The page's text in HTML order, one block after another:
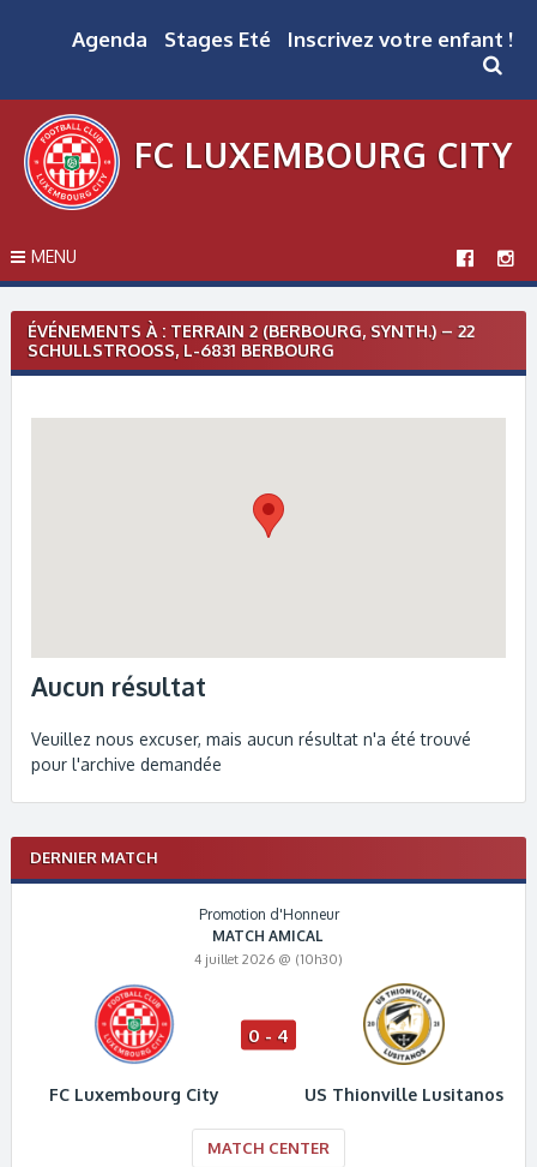
Agenda Stages Eté Inscrivez votre enfant !
FC LUXEMBOURG CITY
MENU
ÉVÉNEMENTS À : TERRAIN 2 (BERBOURG, SYNTH.) – 22
SCHULLSTROOSS, L-6831 BERBOURG
Aucun résultat
Veuillez nous excuser, mais aucun résultat n'a été trouvé
pour l'archive demandée
DERNIER MATCH
Promotion d'Honneur
MATCH AMICAL
4 juillet 2026 @ (10h30)
FC Luxembourg City
0 - 4
US Thionville Lusitanos
MATCH CENTER